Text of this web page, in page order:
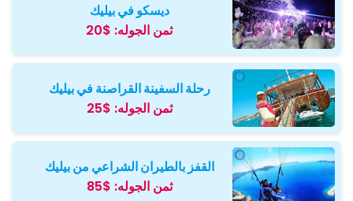
ديسكو في بيليك
ثمن الجوله: $20
رحلة السفينة القراصنة في بيليك
ثمن الجوله: $25
القفز بالطيران الشراعي من بيليك
ثمن الجوله: $85